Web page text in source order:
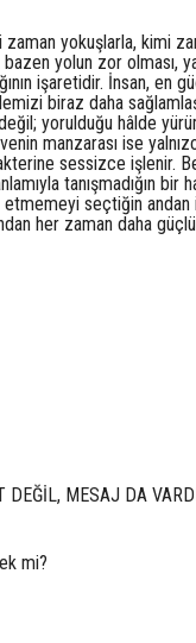
yokuşlarla, kimi
yolun zor olması,
işaretidir. İnsan, en
biraz daha
yorulduğu hâlde
manzarası ise
sessizce işlenir.
tanışmadığın
seçtiğin
her zaman daha
DEĞİL, MESAJ DA
mi?